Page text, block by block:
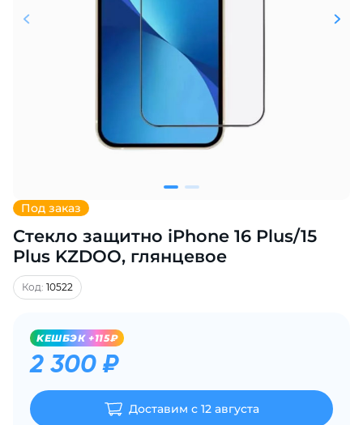
Под заказ
Стекло защитно iPhone 16 Plus/15
Plus KZDOO, глянцевое
Код: 10522
KЕШБЭК +115₽
2 300 ₽
Доставим с 12 августа
25
% картой любого банка
Получайте товар
выбранный способом
списываться
по25%каждые 2 недели
Подробнее